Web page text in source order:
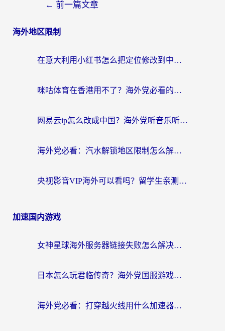
← 前一篇文章
海外地区限制
在意大利用小红书怎么把定位修改到中国国内？3个实用技巧+1个靠谱工具帮你搞定
咪咕体育在香港用不了？海外党必看的回国加速器选择指南（附3个真实场景解决方案）
网易云ip怎么改成中国？海外党听音乐听书的无痛解决方案
海外党必看：汽水解锁地区限制怎么解除？3招解决国内影音&生活服务难题
央视影音VIP海外可以看吗？留学生亲测有效的回国加速器选择指南
加速国内游戏
女神星球海外服务器链接失败怎么解决？海外党国服游戏加速避坑指南
日本怎么玩君临传奇？海外党国服游戏加速避坑指南（附菲律宾欧洲玩家实测）
海外党必看：打穿越火线用什么加速器？解决延迟卡顿，还能玩奇妙拼图世界和第五人格